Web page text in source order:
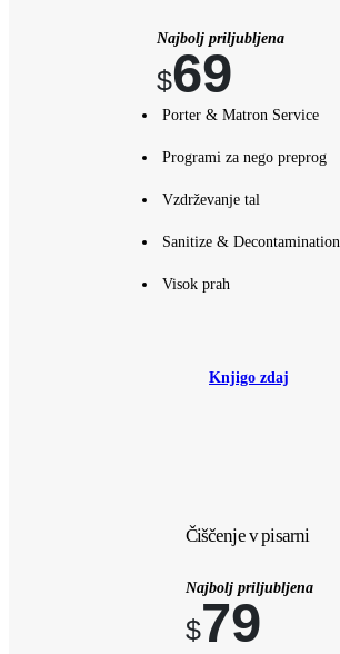
Najbolj priljubljena
$69
Knjigo zdaj
Porter & Matron Service
Programi za nego preprog
Vzdrževanje tal
Sanitize & Decontamination
Visok prah
Čiščenje v pisarni
Najbolj priljubljena
$79